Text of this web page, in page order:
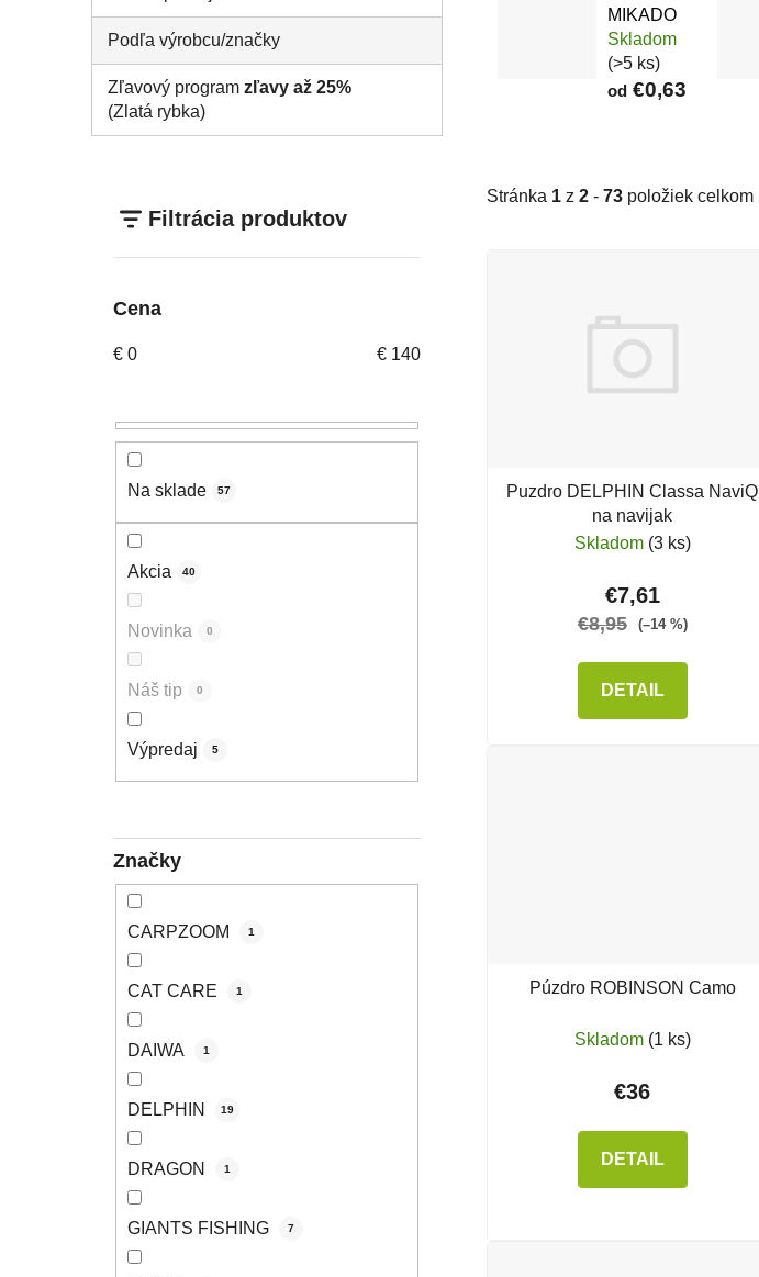
Podľa výrobcu/značky
Zľavový program zľavy až 25%
(Zlatá rybka)
Filtrácia produktov
Cena
€ 0 € 140
Na sklade 57
Akcia 40
Novinka 0
Náš tip 0
Výpredaj 5
Značky
CARPZOOM 1
CAT CARE 1
DAIWA 1
DELPHIN 19
DRAGON 1
GIANTS FISHING 7
MIKADO
Skladom
(>5 ks)
od €0,63
Stránka 1 z 2 - 73 položiek celkom
Puzdro DELPHIN Classa NaviQ
na navijak
Skladom (3 ks)
€7,61
€8,95 (–14 %)
DETAIL
Púzdro ROBINSON Camo
Skladom (1 ks)
€36
DETAIL